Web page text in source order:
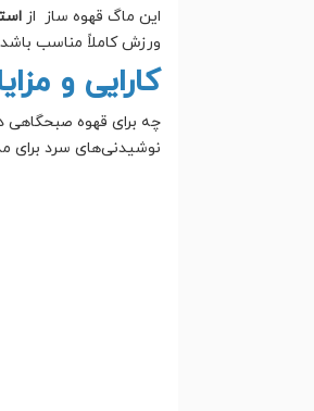
این ماگ قهوه ساز از
ورزش کاملاً مناسب
کارایی و
چه برای قهوه صبحگاهی
نوشیدنی‌های سرد برای